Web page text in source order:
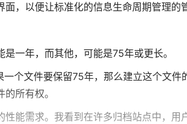
，以便让标准化的信息生命周期管理的
一年，而其他，可能是75年或更长。
个文件要保留75年，那么建立这个文件
所有权。
能需求。我看到在许多归档站点中，用